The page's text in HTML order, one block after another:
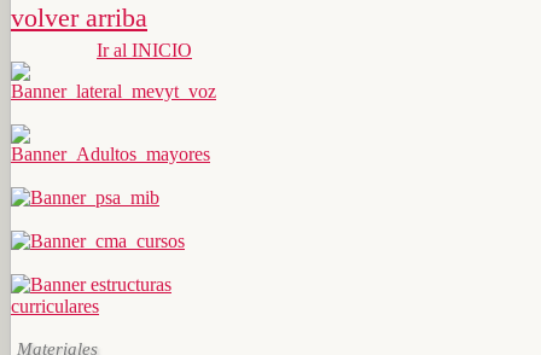
volver arriba
Ir al INICIO
Materiales